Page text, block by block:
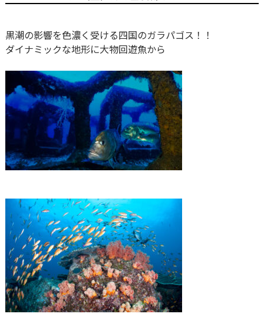
黒潮の影響を色濃く受ける四国のガラパゴス！！
ダイナミックな地形に大物回遊魚から